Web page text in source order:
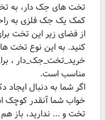
تخت های جک دار، به
کمک یک جک فلزی به
از فضای زیر این تخت
کنید. به این نوع تخت
خرید_تخت_جک_دار ،
مناسب است.
اگر شما به دنبال ایجاد
خواب شما آنقدر کوچک